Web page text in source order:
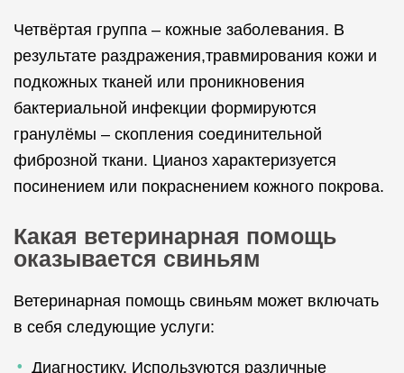
Четвёртая группа – кожные заболевания. В
результате раздражения,травмирования кожи и
подкожных тканей или проникновения
бактериальной инфекции формируются
гранулёмы – скопления соединительной
фиброзной ткани. Цианоз характеризуется
посинением или покраснением кожного покрова.
Какая ветеринарная помощь
оказывается свиньям
Ветеринарная помощь свиньям может включать
в себя следующие услуги:
Диагностику. Используются различные